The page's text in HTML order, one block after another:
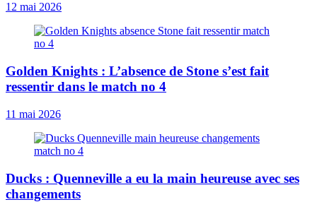
12 mai 2026
Golden Knights : L’absence de Stone s’est fait
ressentir dans le match no 4
11 mai 2026
Ducks : Quenneville a eu la main heureuse avec ses
changements